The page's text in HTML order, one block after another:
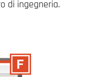
di ingegneria.